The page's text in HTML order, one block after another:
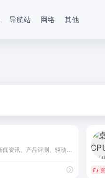
导航站 网络 其他